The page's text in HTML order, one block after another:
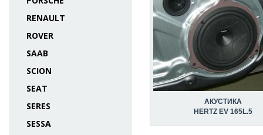
RENAULT
ROVER
SAAB
SCION
SEAT
SERES
SESSA
АКУСТИКА
HERTZ EV 165L.5